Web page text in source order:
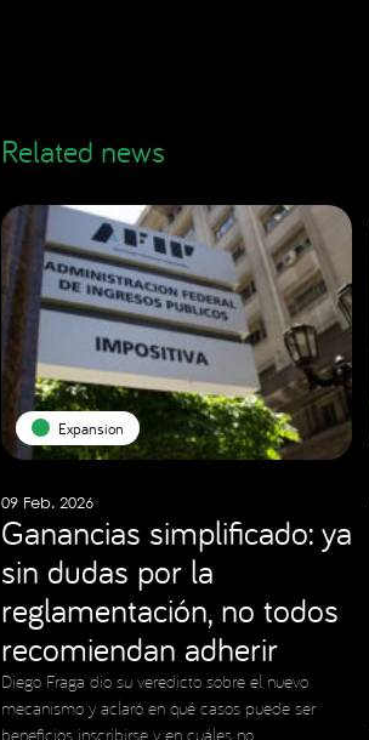
Related news
Expansion
09 Feb. 2026
Ganancias simplificado: ya
sin dudas por la
reglamentación, no todos
recomiendan adherir
Diego Fraga dio su veredicto sobre el nuevo
mecanismo y aclaró en qué casos puede ser
beneficios inscribirse y en cuáles no